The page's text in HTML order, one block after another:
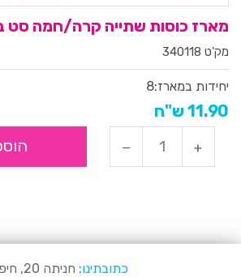
מארז כוסות שתייה קרה/חמה סט
מק'ט 340118
יחידות במארז:8
11.90 ש"ח
כתובתינו: חניתה 20, חיפה